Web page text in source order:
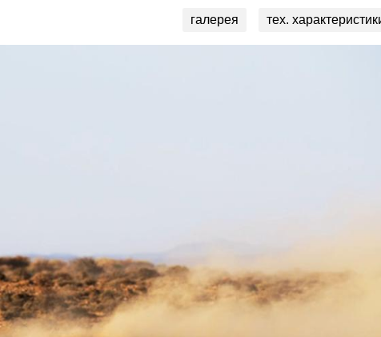
галерея тех.